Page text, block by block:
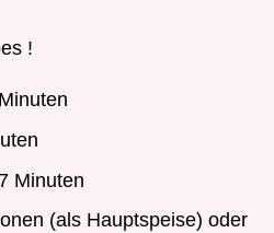
!
Minuten
(als Hauptspeise) oder